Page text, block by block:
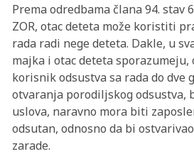
Prema odredbama člana 94. stav
ZOR, otac deteta može koristiti
rada radi nege deteta. Dakle, u
majka i otac deteta
korisnik odsustva sa rada do dve
otvaranja porodiljskog odsustva,
uslova, naravno mora biti
odsutan, odnosno da bi
zarade.